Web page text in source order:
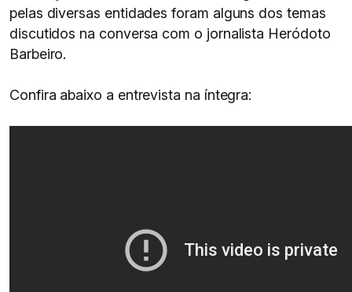
pelas diversas entidades foram alguns dos temas
discutidos na conversa com o jornalista Heródoto
Barbeiro.
Confira abaixo a entrevista na íntegra: